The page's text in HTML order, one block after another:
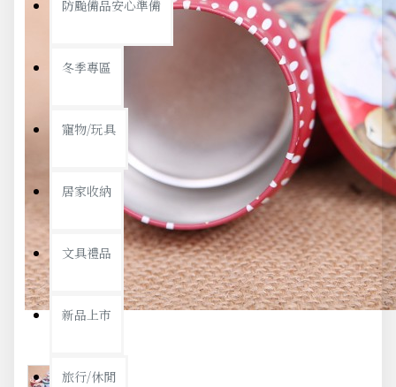
防颱備品安心準備
冬季專區
寵物/玩具
居家收納
文具禮品
新品上市
旅行/休閒